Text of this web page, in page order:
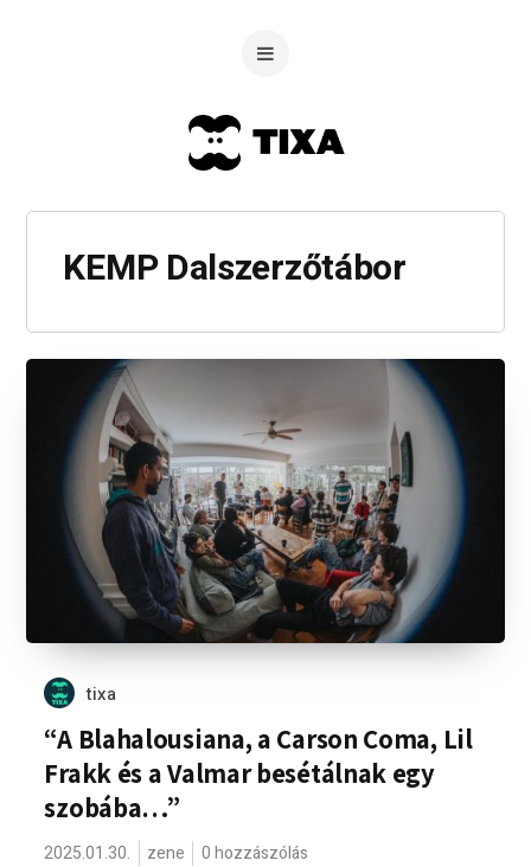
KEMP Dalszerzőtábor
tixa
“A Blahalousiana, a Carson Coma, Lil
Frakk és a Valmar besétálnak egy
szobába…”
2025.01.30. zene 0 hozzászólás